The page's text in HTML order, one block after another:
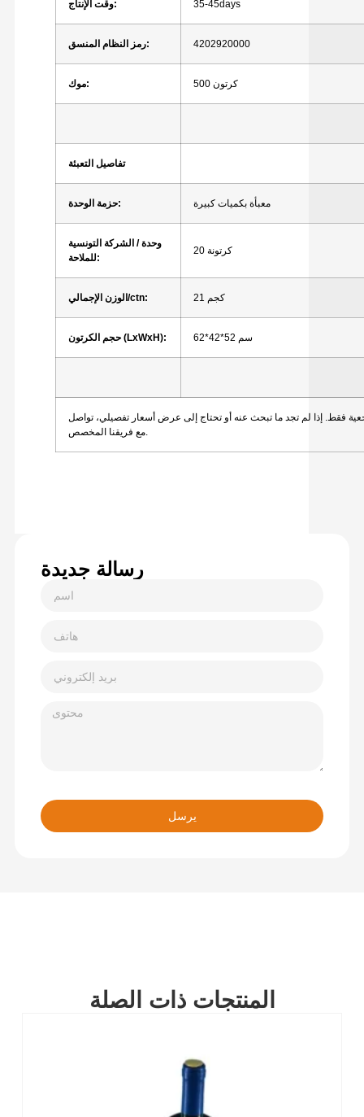
وقت الإنتاج: 35-45days
رمز النظام المنسق: 4202920000
موك: 500 كرتون
تفاصيل التعبئة
حزمة الوحدة: معبأة بكميات كبيرة
وحدة / الشركة التونسية
للملاحة:
20 كرتونة
الوزن الإجمالي/ctn: 21 كجم
حجم الكرتون (LxWxH): 62*42*52 سم
فقط. إذا لم تجد ما تبحث عنه أو تحتاج إلى عرض أسعار تفصيلي، تواصل
مع فريقنا المخصص.
رسالة جديدة
يرسل
المنتجات ذات الصلة